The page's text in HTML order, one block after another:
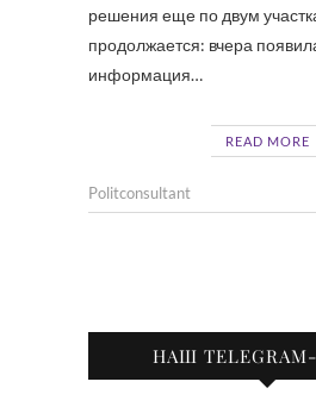
решения еще по двум
продолжается: вчера
информация…
READ MORE
Politconsultant
НАШ